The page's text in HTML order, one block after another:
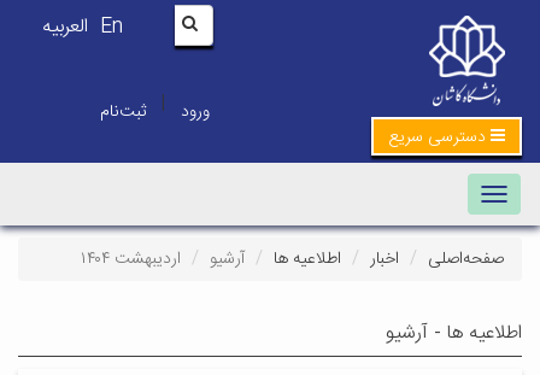
En العربیه
ورود | ثبت‌نام
دسترسی سریع
Toggle navigation
صفحه‌اصلی اخبار اطلاعیه ها آرشیو اردیبهشت ۱۴۰۴
اطلاعیه ها - آرشیو